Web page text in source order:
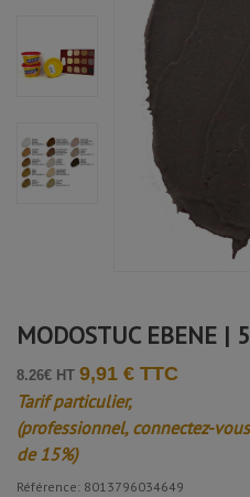
MODOSTUC EBENE |
8.26€ HT 9,91 € TTC
Tarif particulier,
(professionnel, connectez-
de 15%)
Référence: 8013796034649
VOIR L'ATTESTATION
Avis soumis à un contrôle
Laetitia c.
Publié le 03/12/2025 à 07:25 (Date de
Facile à appliquer et à poncer